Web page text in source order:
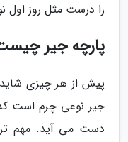
را درست مثل روز اول
پارچه جیر
پیش از هر چیزی شاید
جیر نوعی چرم است
دست می آید. مهم